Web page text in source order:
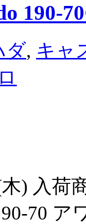
190-
ダ, キャ
木) 入荷
70 ア